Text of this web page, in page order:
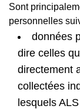
Sont
personnelles
données
dire celles
directement
collectées
lesquels